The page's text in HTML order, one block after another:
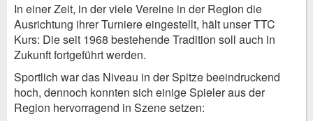
In einer Zeit, in der viele Vereine in der Region die
Ausrichtung ihrer Turniere eingestellt, hält unser TTC
Kurs: Die seit 1968 bestehende Tradition soll auch in
Zukunft fortgeführt werden.
Sportlich war das Niveau in der Spitze beeindruckend
hoch, dennoch konnten sich einige Spieler aus der
Region hervorragend in Szene setzen: